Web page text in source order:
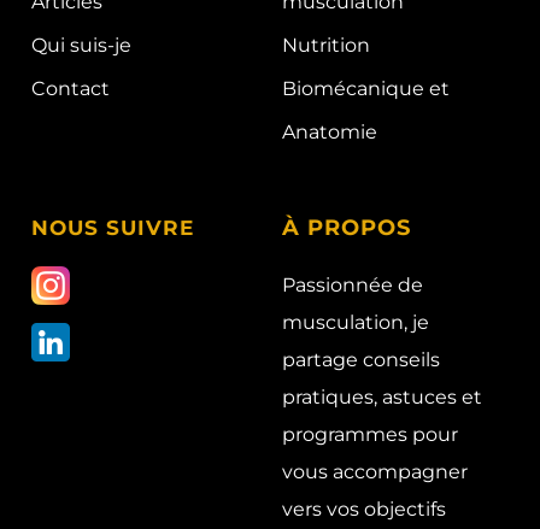
Qui suis-je
Contact
Nutrition
Biomécanique et
Anatomie
NOUS SUIVRE À PROPOS
Passionnée de
musculation, je
partage conseils
pratiques, astuces et
programmes pour
vous accompagner
vers vos objectifs